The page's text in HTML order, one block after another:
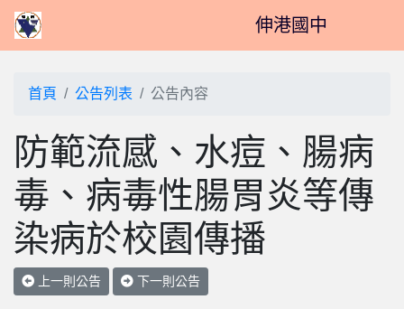
伸港國中
首頁 公告列表 公告內容
防範流感、水痘、腸病
毒、病毒性腸胃炎等傳
染病於校園傳播
上一則公告 下一則公告